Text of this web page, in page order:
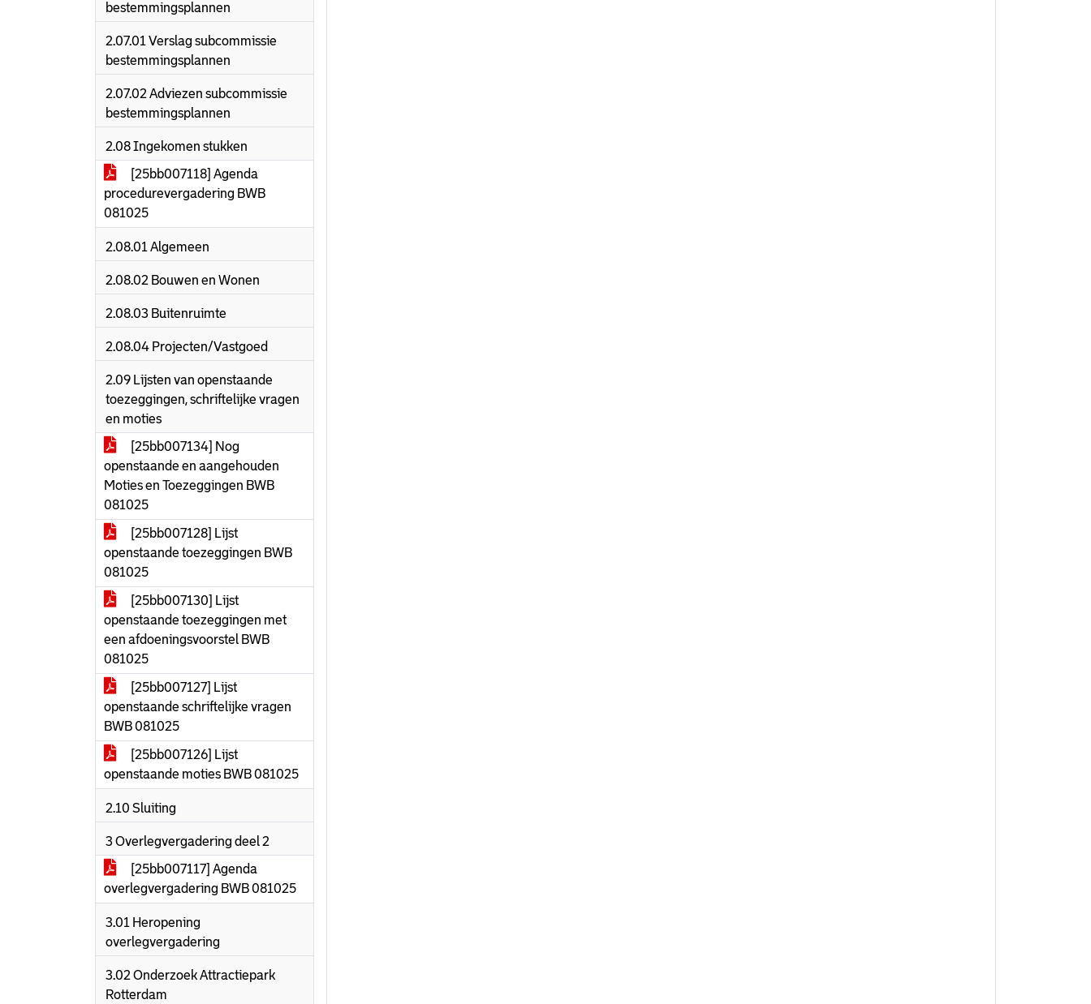
bestemmingsplannen
2.07.01 Verslag subcommissie
bestemmingsplannen
2.07.02 Adviezen subcommissie
bestemmingsplannen
2.08 Ingekomen stukken
[25bb007118] Agenda
procedurevergadering BWB
081025
2.08.01 Algemeen
2.08.02 Bouwen en Wonen
2.08.03 Buitenruimte
2.08.04 Projecten/Vastgoed
2.09 Lijsten van openstaande
toezeggingen, schriftelijke vragen
en moties
[25bb007134] Nog
openstaande en aangehouden
Moties en Toezeggingen BWB
081025
[25bb007128] Lijst
openstaande toezeggingen BWB
081025
[25bb007130] Lijst
openstaande toezeggingen met
een afdoeningsvoorstel BWB
081025
[25bb007127] Lijst
openstaande schriftelijke vragen
BWB 081025
[25bb007126] Lijst
openstaande moties BWB 081025
2.10 Sluiting
3 Overlegvergadering deel 2
[25bb007117] Agenda
overlegvergadering BWB 081025
3.01 Heropening
overlegvergadering
3.02 Onderzoek Attractiepark
Rotterdam